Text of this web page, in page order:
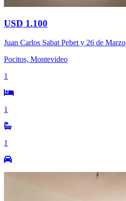
USD 1.100
Juan Carlos Sabat Pebet y 26 de Marzo
Pocitos, Montevideo
1
1
1